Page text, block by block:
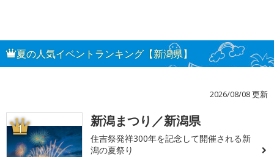
夏の人気イベントランキング【新潟県】
2026/08/08 更新
1 新潟まつり／新潟県
住吉祭発祥300年を記念して開催される新
潟の夏祭り